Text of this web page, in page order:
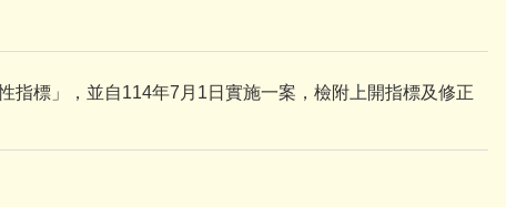
指標」，並自114年7月1日實施一案，檢附上開指標及修正